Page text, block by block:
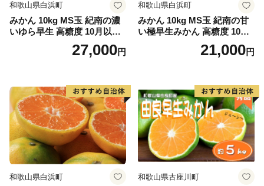
和歌山県白浜町
みかん 10kg MS玉 紀南の濃
いゆら早生 高糖度 10月以降
発送 マルチ被覆栽培27,000円
和歌山県白浜町
みかん 10kg MS玉 紀南の甘
い極早生みかん 高糖度 10月
以降発送 マルチ被覆栽培
21,000円
和歌山県白浜町 和歌山県古座川町